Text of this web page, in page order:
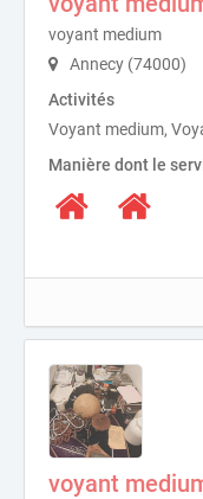
voyant medium
Annecy (74000)
Activités
Voyant medium,
Manière dont le
voyant